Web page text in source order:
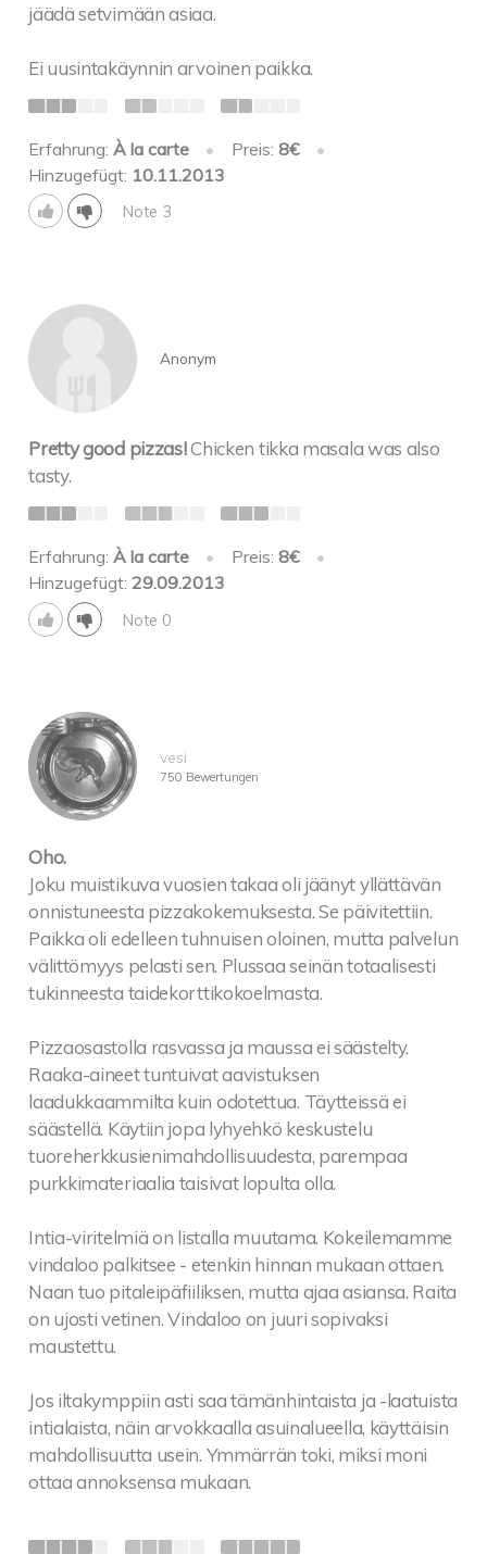
jäädä setvimään asiaa.
Ei uusintakäynnin arvoinen paikka.
Erfahrung:À la carte • Preis: 8€
•
Hinzugefügt: 10.11.2013
Note 3
Anonym
Pretty good pizzas!Chicken tikka masala was also
tasty.
Erfahrung:À la carte • Preis: 8€
•
Hinzugefügt: 29.09.2013
Note 0
vesi
750 Bewertungen
Oho.
Joku muistikuva vuosien takaa oli jäänyt yllättävän
onnistuneesta pizzakokemuksesta. Se päivitettiin.
Paikka oli edelleen tuhnuisen oloinen, mutta palvelun
välittömyys pelasti sen. Plussaa seinän totaalisesti
tukinneesta taidekorttikokoelmasta.
Pizzaosastolla rasvassa ja maussa ei säästelty.
Raaka-aineet tuntuivat aavistuksen
laadukkaammilta kuin odotettua. Täytteissä ei
säästellä. Käytiin jopa lyhyehkö keskustelu
tuoreherkkusienimahdollisuudesta, parempaa
purkkimateriaalia taisivat lopulta olla.
Intia-viritelmiä on listalla muutama. Kokeilemamme
vindaloo palkitsee - etenkin hinnan mukaan ottaen.
Naan tuo pitaleipäfiiliksen, mutta ajaa asiansa. Raita
on ujosti vetinen. Vindaloo on juuri sopivaksi
maustettu.
Jos iltakymppiin asti saa tämänhintaista ja -laatuista
intialaista, näin arvokkaalla asuinalueella, käyttäisin
mahdollisuutta usein. Ymmärrän toki, miksi moni
ottaa annoksensa mukaan.